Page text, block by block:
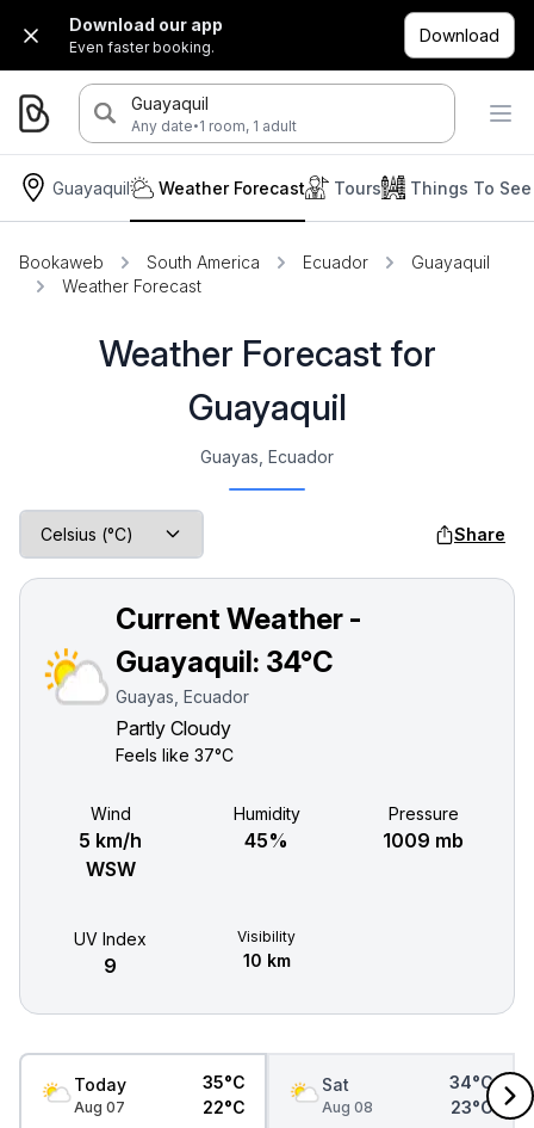
Download our app
Even faster booking.
Download
Guayaquil
Any date·1 room, 1 adult
Guayaquil Tours Things To See
Weather Forecast
Bookaweb South America Ecuador
Guayaquil
Weather Forecast
Weather Forecast for
Guayaquil
Guayas, Ecuador
Share
Current Weather -
Guayaquil: 34°C
Guayas, Ecuador
Partly Cloudy
Feels like37°C
Wind
5 km/h
WSW
Humidity
45%
Pressure
1009 mb
UV Index
9
Visibility
10 km
Today
Aug 07
35°C
22°C
Sat
Aug 08
34°C
23°C